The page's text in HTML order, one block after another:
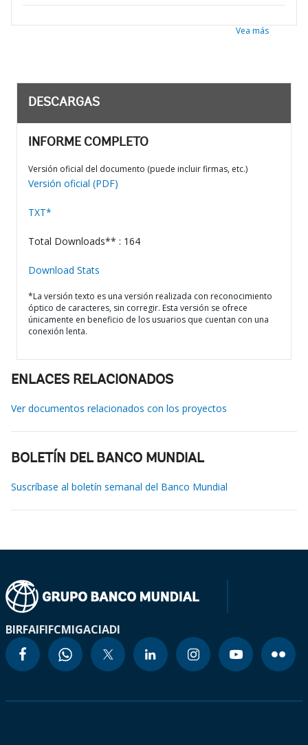
Vea más
DESCARGAS
INFORME COMPLETO
Versión oficial del documento (puede incluir firmas, etc.)
Versión oficial (PDF)
TXT*
Total Downloads** : 164
Download Stats
*La versión texto es una versión realizada con reconocimiento
óptico de caracteres, sin corregir. Esta versión se ofrece
únicamente en beneficio de los usuarios que cuentan con una
conexión lenta.
ENLACES RELACIONADOS
Ver documentos relacionados con los proyectos
BOLETÍN DEL BANCO MUNDIAL
Suscríbase al boletín semanal del Banco Mundial
BIRFAIFIFCMIGACIADI